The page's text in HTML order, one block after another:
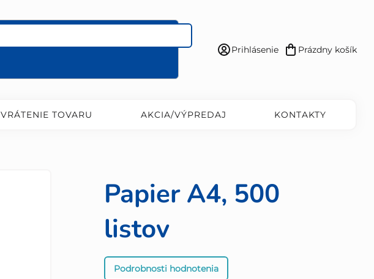
Prihlásenie
Nákupný
Prázdny košík
VRÁTENIE TOVARU AKCIA/VÝPREDAJ KONTAKTY
Papier A4, 500
listov
Priemerné
hodnotenie
Podrobnosti hodnotenia